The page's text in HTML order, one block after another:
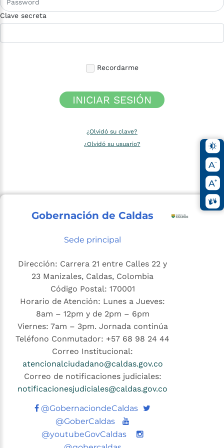
Clave secreta
Recordarme
INICIAR SESIÓN
¿Olvidó su clave?
¿Olvidó su usuario?
Gobernación de Caldas
Sede principal
Dirección: Carrera 21 entre Calles 22 y
23 Manizales, Caldas, Colombia
Código Postal: 170001
Horario de Atención: Lunes a Jueves:
8am – 12pm y de 2pm – 6pm
Viernes: 7am – 3pm. Jornada continúa
Teléfono Conmutador: +57 68 98 24 44
Correo Institucional:
atencionalciudadano@caldas.gov.co
Correo de notificaciones judiciales:
notificacionesjudiciales@caldas.gov.co
@GobernaciondeCaldas Twitter
@GoberCaldas
Youtube
@youtubeGovCaldas